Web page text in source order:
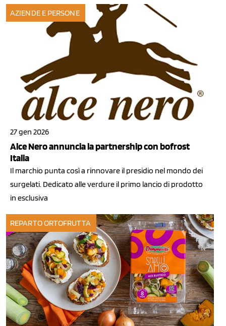
AZIENDE E PERSONE
27 gen 2026
Alce Nero annuncia la partnership con bofrost
Italia
Il marchio punta così a rinnovare il presidio nel mondo dei
surgelati. Dedicato alle verdure il primo lancio di prodotto
in esclusiva
REPARTO ORTOFRUTTA